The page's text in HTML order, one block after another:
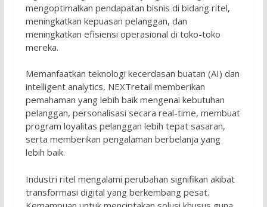
mengoptimalkan pendapatan bisnis di bidang ritel,
meningkatkan kepuasan pelanggan, dan
meningkatkan efisiensi operasional di toko-toko
mereka.
Memanfaatkan teknologi kecerdasan buatan (AI) dan
intelligent analytics, NEXTretail memberikan
pemahaman yang lebih baik mengenai kebutuhan
pelanggan, personalisasi secara real-time, membuat
program loyalitas pelanggan lebih tepat sasaran,
serta memberikan pengalaman berbelanja yang
lebih baik.
Industri ritel mengalami perubahan signifikan akibat
transformasi digital yang berkembang pesat.